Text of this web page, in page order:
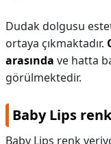
Dudak dolgusu
ortaya çıkmaktadır.
arasında ve hatta
görülmektedir.
Baby Lips
Baby Lips renk